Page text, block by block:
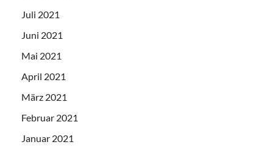
Juli 2021
Juni 2021
Mai 2021
April 2021
März 2021
Februar 2021
Januar 2021